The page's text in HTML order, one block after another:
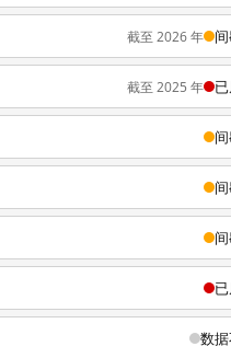
截至 2026 年
截至 2025 年
数